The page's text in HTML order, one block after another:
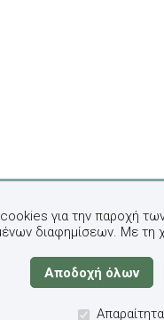
για την παροχή
διαφημίσεων. Με